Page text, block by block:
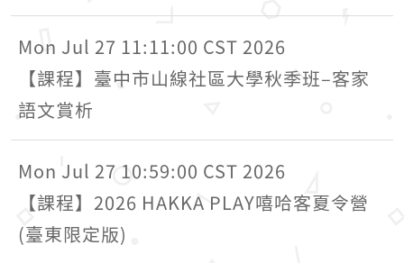
Mon Jul 27 11:11:00 CST 2026
【課程】臺中市山線社區大學秋季班–客家
語文賞析
Mon Jul 27 10:59:00 CST 2026
【課程】2026 HAKKA PLAY嘻哈客夏令營
(臺東限定版)